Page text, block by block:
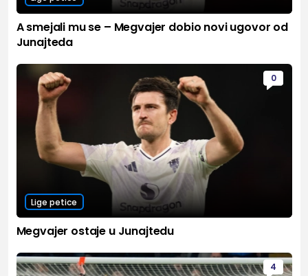
A smejali mu se – Megvajer dobio novi ugovor od
Junajteda
0
Lige petice
Megvajer ostaje u Junajtedu
4